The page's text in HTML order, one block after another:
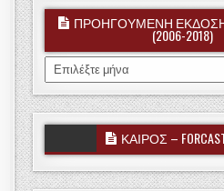
ΠΡΟΗΓΟΥΜΕΝΗ
(2006-2018)
ΠΡΟΗΓΟΥΜΕΝΗ ΕΚΔΟΣΗ
ΚΑΙΡΟΣ –